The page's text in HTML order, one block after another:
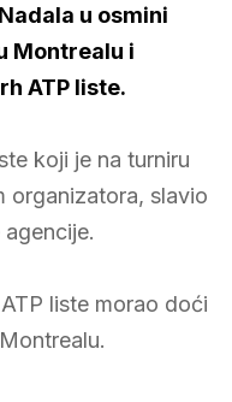
u osmini
Montrealu i
ATP liste.
koji je na turniru
organizatora, slavio
liste morao doći